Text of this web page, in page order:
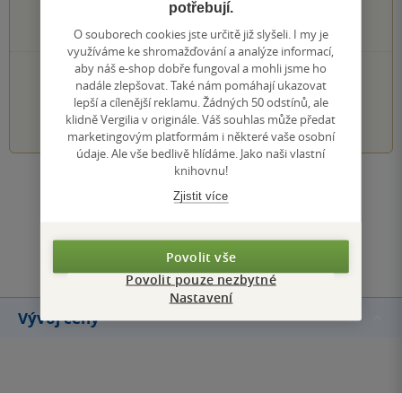
0×
2 hvězdičky
0×
1 hvezdička
PŘIDEJTE SVÉ HODNOCENÍ KNIHY
1 2 3 4 5
Zobrazit všechna hodnocení
Přidat hodnocení
Vývoj ceny
potřebují.
O souborech cookies jste určitě již slyšeli. I my je
využíváme ke shromažďování a analýze informací,
aby náš e-shop dobře fungoval a mohli jsme ho
nadále zlepšovat. Také nám pomáhají ukazovat
lepší a cílenější reklamu. Žádných 50 odstínů, ale
klidně Vergilia v originále. Váš souhlas může předat
marketingovým platformám i některé vaše osobní
údaje. Ale vše bedlivě hlídáme. Jako naši vlastní
knihovnu!
Zjistit více
Povolit vše
Povolit pouze nezbytné
Nastavení